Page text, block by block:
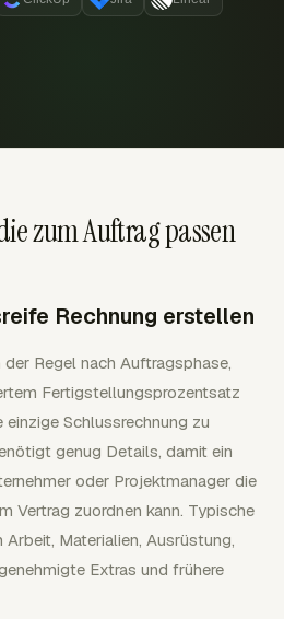
zum Auftrag passen
Rechnung erstellen
Regel nach Auftragsphase,
Fertigstellungsprozentsatz
einzige Schlussrechnung zu
genug Details, damit ein
oder Projektmanager die
Vertrag zuordnen kann. Typische
Materialien, Ausrüstung,
Extras und frühere